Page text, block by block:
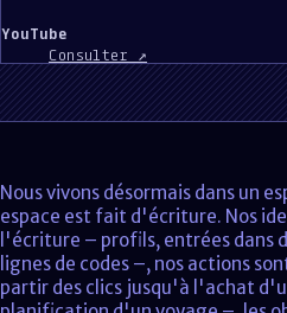
YouTube
Consulter ↗
Nous vivons désormais dans un
espace est fait d'écriture. Nos
l'écriture – profils, entrées dans
lignes de codes –, nos actions
partir des clics jusqu'à l'achat